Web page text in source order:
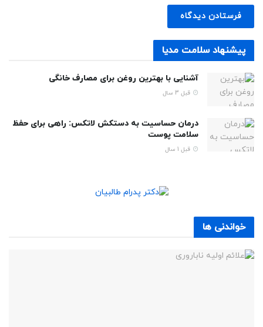
پیشنهاد سلامت مدیا
آشنایی با بهترین روغن برای مصارف خانگی
قبل 3 سال
درمان حساسیت به دستکش لاتکس: راهی برای حفظ
سلامت پوست
قبل 1 سال
خواندنی ها